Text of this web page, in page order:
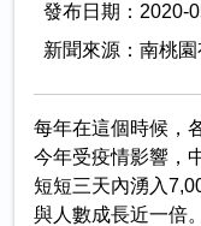
發布日期：2020-
新聞來源：南桃園
每年在這個時候，
今年受疫情影響，
短短三天內湧入
與人數成長近一倍